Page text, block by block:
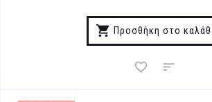
Προσθήκη στο